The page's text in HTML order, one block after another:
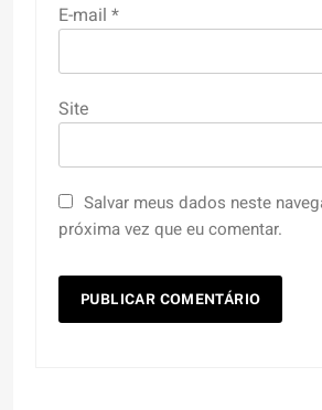
E-mail *
Site
Salvar meus dados neste
próxima vez que eu comentar.